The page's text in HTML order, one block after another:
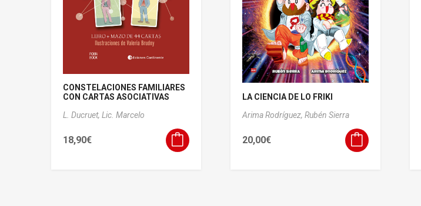
CONSTELACIONES FAMILIARES
CON CARTAS ASOCIATIVAS
L. Ducruet, Lic. Marcelo
18,90€
LA CIENCIA DE LO FRIKI
Arima Rodríguez, Rubén Sierra
20,00€